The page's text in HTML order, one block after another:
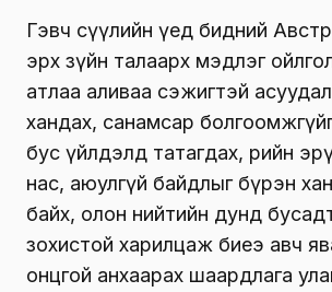
Гэвч сүүлийн үед бидний
эрх зүйн талаарх мэдлэг
атлаа аливаа сэжигтэй асуудалд
хандах, санамсар
бус үйлдэлд татагдах, өөрийн
нас, аюулгүй байдлыг бүрэн
байх, олон нийтийн дунд
зохистой харилцаж биеэ авч
онцгой анхаарах шаардлага